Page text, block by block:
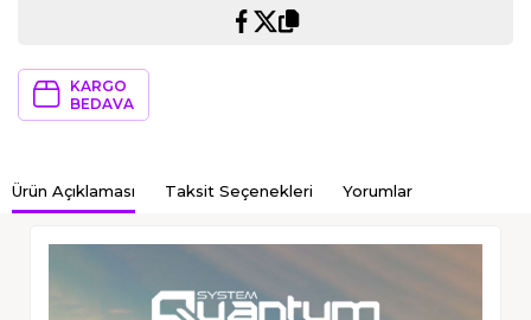
KARGO
BEDAVA
Ürün Açıklaması Taksit Seçenekleri Yorumlar